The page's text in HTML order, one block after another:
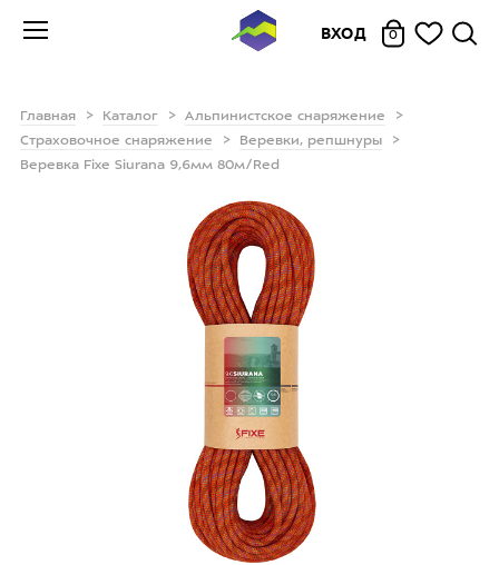
ВХОД 0
Главная Каталог
Альпинистское снаряжение
Страховочное снаряжение
Веревки, репшнуры
Веревка Fixe Siurana 9,6мм 80м/Red